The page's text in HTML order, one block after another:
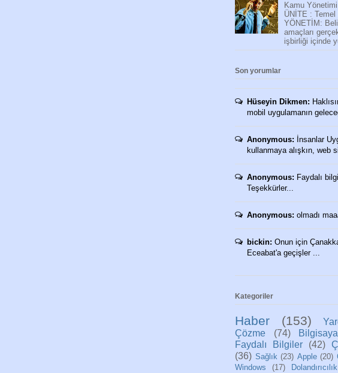
Kamu
ÜNİTE :
YÖNETİM:
amaçları
işbirliği içinde
Son yorumlar
Hüseyin Dikmen:
mobil uygulamanın
Anonymous: İnsanlar
kullanmaya alışkın, web
Anonymous: Faydalı
Teşekkürler...
Anonymous: olmadı
bickin: Onun için
Eceabat'a geçişler ...
Kategoriler
Haber (153)
Çözme
(74)
Faydalı Bilgiler
(42)
(36) Sağlık (23) Apple (20)
Windows
(17) Dolandırıcılık